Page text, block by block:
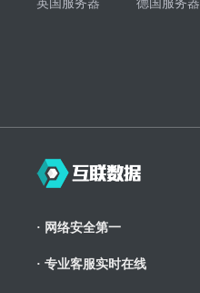
英国服务器 德国服务器
· 网络安全第一
· 专业客服实时在线